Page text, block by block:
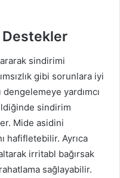
sindirimi
gibi sorunlara iyi
dengelemeye yardımcı
sindirim
Mide asidini
hafifletebilir. Ayrıca
irritabl bağırsak
sağlayabilir.